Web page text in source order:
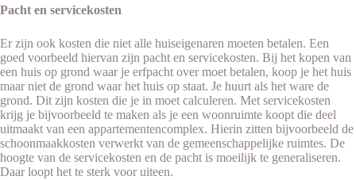
Pacht en servicekosten
Er zijn ook kosten die niet alle huiseigenaren moeten betalen. Een
goed voorbeeld hiervan zijn pacht en servicekosten. Bij het kopen van
een huis op grond waar je erfpacht over moet betalen, koop je het huis
maar niet de grond waar het huis op staat. Je huurt als het ware de
grond. Dit zijn kosten die je in moet calculeren. Met servicekosten
krijg je bijvoorbeeld te maken als je een woonruimte koopt die deel
uitmaakt van een appartementencomplex. Hierin zitten bijvoorbeeld de
schoonmaakkosten verwerkt van de gemeenschappelijke ruimtes. De
hoogte van de servicekosten en de pacht is moeilijk te generaliseren.
Daar loopt het te sterk voor uiteen.